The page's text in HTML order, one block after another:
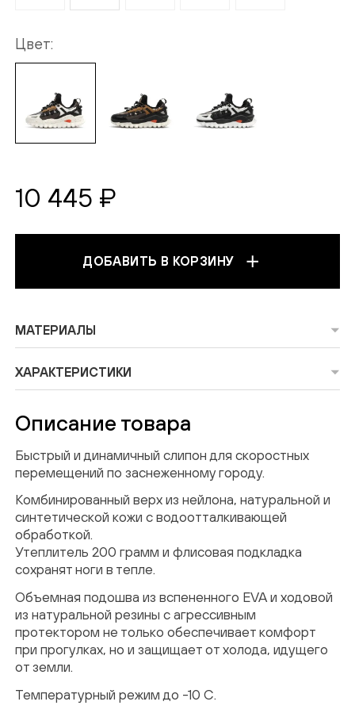
Цвет
10 445 ₽
ДОБАВИТЬ В КОРЗИНУ
МАТЕРИАЛЫ
ХАРАКТЕРИСТИКИ
Описание товара
Быстрый и динамичный слипон для скоростных
перемещений по заснеженному городу.
Комбинированный верх из нейлона, натуральной и
синтетической кожи с водоотталкивающей
обработкой.
Утеплитель 200 грамм и флисовая подкладка
сохранят ноги в тепле.
Объемная подошва из вспененного EVA и ходовой
из натуральной резины с агрессивным
протектором не только обеспечивает комфорт
при прогулках, но и защищает от холода, идущего
от земли.
Температурный режим до -10 С.
ПОДТВЕРЖДЕНИЕ
подтверждения
Введи код подтверждения*
ОТПРАВИТЬ
соглашаетесь на обработку персональных